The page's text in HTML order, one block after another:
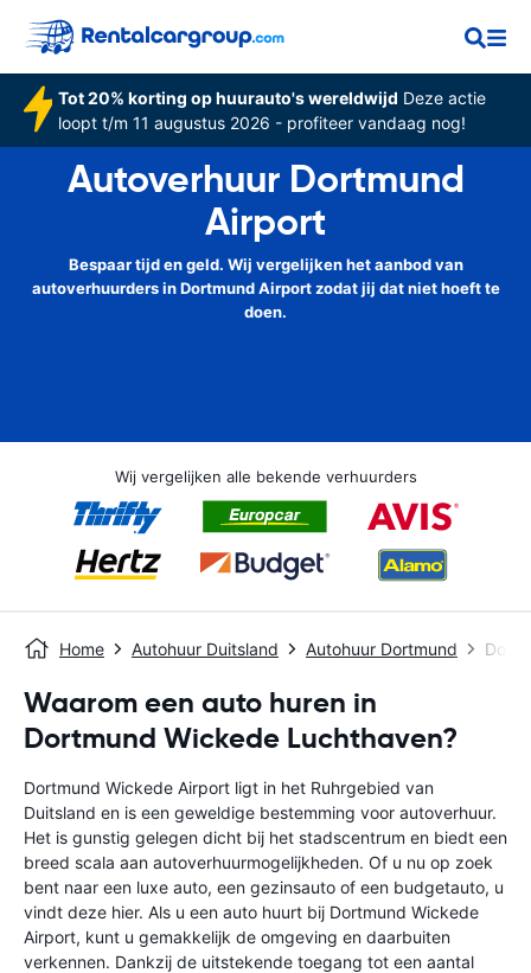
Tot 20% korting op huurauto's wereldwijd Deze actie
loopt t/m 11 augustus 2026 - profiteer vandaag nog!
Autoverhuur Dortmund
Airport
Bespaar tijd en geld. Wij vergelijken het aanbod van
autoverhuurders in Dortmund Airport zodat jij dat niet hoeft te
doen.
Wij vergelijken alle bekende verhuurders
Home Autohuur Duitsland Autohuur Dortmund
Waarom een auto huren in
Dortmund Wickede Luchthaven?
Dortmund Wickede Airport ligt in het Ruhrgebied van
Duitsland en is een geweldige bestemming voor autoverhuur.
Het is gunstig gelegen dicht bij het stadscentrum en biedt een
breed scala aan autoverhuurmogelijkheden. Of u nu op zoek
bent naar een luxe auto, een gezinsauto of een budgetauto, u
vindt deze hier. Als u een auto huurt bij Dortmund Wickede
Airport, kunt u gemakkelijk de omgeving en daarbuiten
verkennen. Dankzij de uitstekende toegang tot een aantal